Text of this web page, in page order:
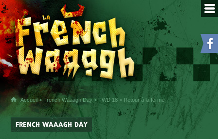
Accueil> French Waaagh Day>FWD 18 > Retour à la ferme
FRENCH WAAAGH DAY